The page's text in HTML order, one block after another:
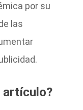
por su
las
artículo?